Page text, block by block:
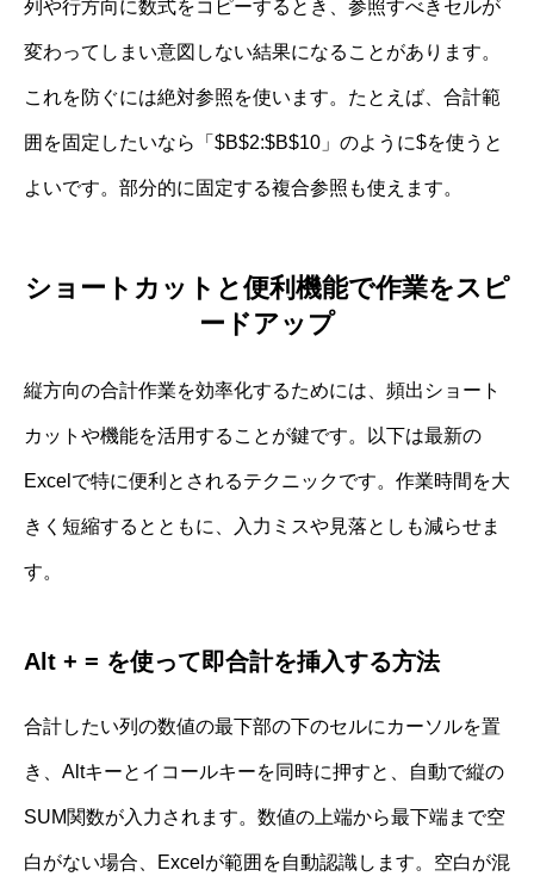
列や行方向に数式をコピーするとき、参照すべきセルが
変わってしまい意図しない結果になることがあります。
これを防ぐには絶対参照を使います。たとえば、合計範
囲を固定したいなら「$B$2:$B$10」のように$を使うと
よいです。部分的に固定する複合参照も使えます。
ショートカットと便利機能で作業をスピ
ードアップ
縦方向の合計作業を効率化するためには、頻出ショート
カットや機能を活用することが鍵です。以下は最新の
Excelで特に便利とされるテクニックです。作業時間を大
きく短縮するとともに、入力ミスや見落としも減らせま
す。
Alt + = を使って即合計を挿入する方法
合計したい列の数値の最下部の下のセルにカーソルを置
き、Altキーとイコールキーを同時に押すと、自動で縦の
SUM関数が入力されます。数値の上端から最下端まで空
白がない場合、Excelが範囲を自動認識します。空白が混